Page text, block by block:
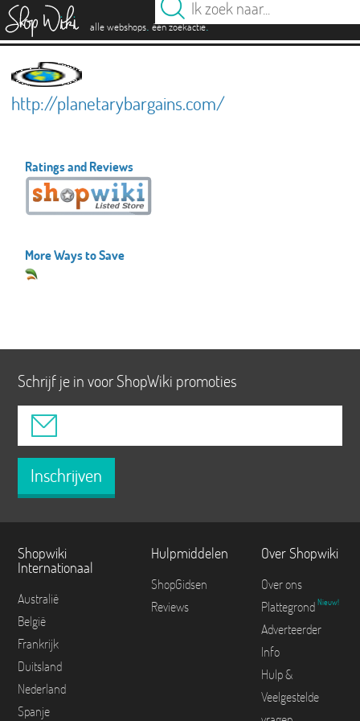
alle webshops. één zoekactie.
http://planetarybargains.com/
Ratings and Reviews
More Ways to Save
Schrijf je in voor ShopWiki promoties
Inschrijven
Shopwiki
Internationaal
Australië
België
Frankrijk
Duitsland
Nederland
Spanje
Hulpmiddelen
ShopGidsen
Reviews
Over Shopwiki
Over ons
Plattegrond Nieuw!
Adverteerder
Info
Hulp &
Veelgestelde